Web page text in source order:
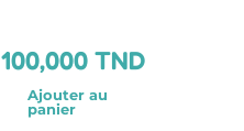
100,000 TND
Ajouter au
panier